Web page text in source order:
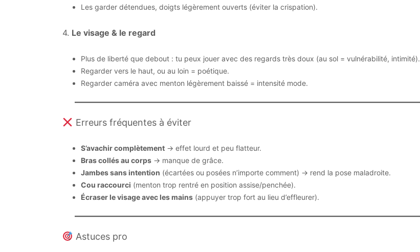
Les garder détendues, doigts légèrement ouverts (éviter la crispation).
4. Le visage & le regard
Plus de liberté que debout : tu peux jouer avec des regards très doux (au sol = vulnérabilité, intimité).
Regarder vers le haut, ou au loin = poétique.
Regarder caméra avec menton légèrement baissé = intensité mode.
Erreurs fréquentes à éviter
S’avachir complètement → effet lourd et peu flatteur.
Bras collés au corps → manque de grâce.
Jambes sans intention (écartées ou posées n’importe comment) → rend la pose maladroite.
Cou raccourci (menton trop rentré en position assise/penchée).
Écraser le visage avec les mains (appuyer trop fort au lieu d’effleurer).
Astuces pro